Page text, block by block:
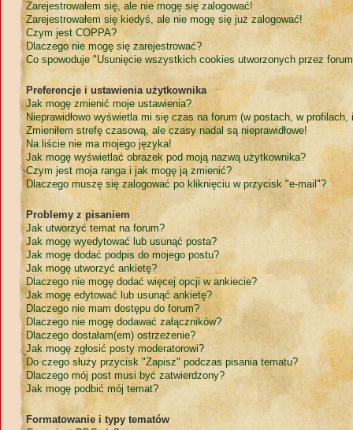
Zarejestrowałem się, ale nie mogę się zalogować!
Zarejestrowałem się kiedyś, ale nie mogę się już zalogować!
Czym jest COPPA?
Dlaczego nie mogę się zarejestrować?
Co spowoduje "Usunięcie wszystkich cookies utworzonych przez
Preferencje i ustawienia użytkownika
Jak mogę zmienić moje ustawienia?
Nieprawidłowo wyświetla mi się czas na forum (w postach, w profilach,
Zmieniłem strefę czasową, ale czasy nadal są nieprawidłowe!
Na liście nie ma mojego języka!
Jak mogę wyświetlać obrazek pod moją nazwą użytkownika?
Czym jest moja ranga i jak mogę ją zmienić?
Dlaczego muszę się zalogować po kliknięciu w przycisk "e-mail"?
Problemy z pisaniem
Jak utworzyć temat na forum?
Jak mogę wyedytować lub usunąć posta?
Jak mogę dodać podpis do mojego postu?
Jak mogę utworzyć ankietę?
Dlaczego nie mogę dodać więcej opcji w ankiecie?
Jak mogę edytować lub usunąć ankietę?
Dlaczego nie mam dostępu do forum?
Dlaczego nie mogę dodawać załączników?
Dlaczego dostałam(em) ostrzeżenie?
Jak mogę zgłosić posty moderatorowi?
Do czego służy przycisk "Zapisz" podczas pisania tematu?
Dlaczego mój post musi być zatwierdzony?
Jak mogę podbić mój temat?
Formatowanie i typy tematów